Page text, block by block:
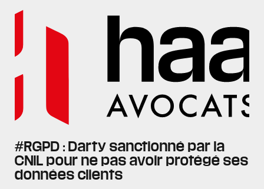
#RGPD : Darty sanctionné par la
CNIL pour ne pas avoir protégé ses
données clients